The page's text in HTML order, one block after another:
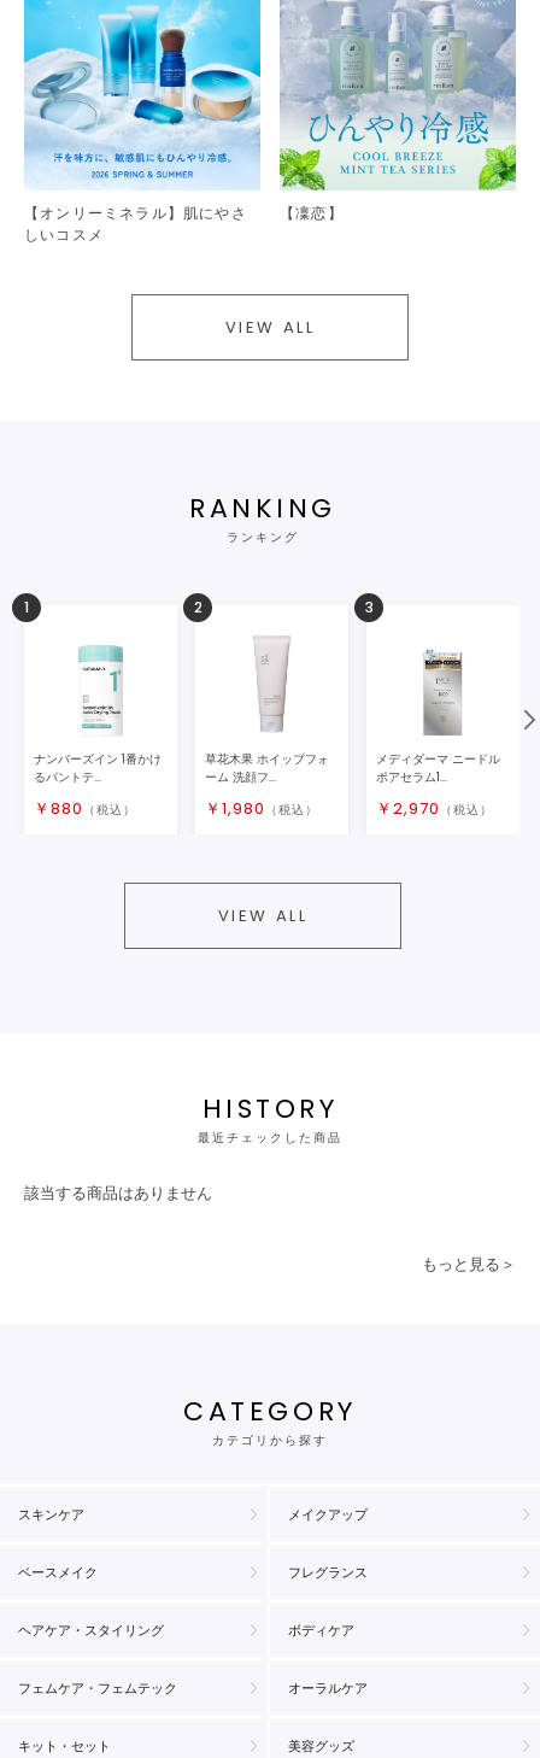
【オンリーミネラル】肌にやさ
しいコスメ
【凜恋】
VIEW ALL
RANKING
ランキング
1
ナンバーズイン 1番かけ
るパントテ...
￥ 880 （税込）
2
草花木果 ホイップフォ
ーム 洗顔フ...
￥ 1,980 （税込）
3
メディダーマ ニードル
ポアセラム1...
￥ 2,970 （税込）
VIEW ALL
HISTORY
最近チェックした商品
該当する商品はありません
もっと見る＞
CATEGORY
カテゴリから探す
スキンケア メイクアップ
ベースメイク フレグランス
ヘアケア・スタイリング ボディケア
フェムケア・フェムテック オーラルケア
キット・セット 美容グッズ